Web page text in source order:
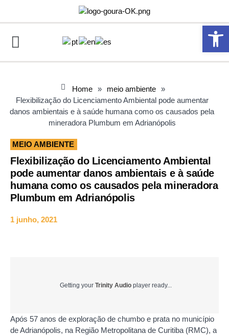
Abrir
Home » meio ambiente
»
Flexibilização do Licenciamento Ambiental pode aumentar
danos ambientais e à saúde humana como os causados pela
mineradora Plumbum em Adrianópolis
MEIO AMBIENTE
Flexibilização do Licenciamento Ambiental
pode aumentar danos ambientais e à saúde
humana como os causados pela mineradora
Plumbum em Adrianópolis
1 junho, 2021
Getting your Trinity Audio player ready...
Após 57 anos de exploração de chumbo e prata no município
de Adrianópolis, na Região Metropolitana de Curitiba (RMC), a